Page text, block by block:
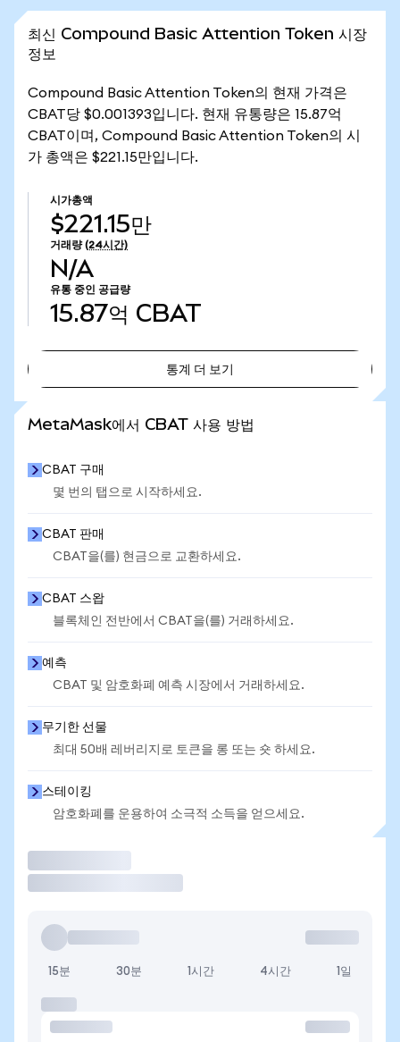
최신 Compound Basic Attention Token 시장
정보
Compound Basic Attention Token의 현재 가격은
CBAT당 $0.001393입니다. 현재 유통량은 15.87억
CBAT이며, Compound Basic Attention Token의 시
가 총액은 $221.15만입니다.
시가총액
$221.15만
거래량 (24시간)
N/A
유통 중인 공급량
15.87억 CBAT
통계 더 보기
MetaMask에서 CBAT 사용 방법
CBAT 구매
몇 번의 탭으로 시작하세요.
CBAT 판매
CBAT을(를) 현금으로 교환하세요.
CBAT 스왑
블록체인 전반에서 CBAT을(를) 거래하세요.
예측
CBAT 및 암호화폐 예측 시장에서 거래하세요.
무기한 선물
최대 50배 레버리지로 토큰을 롱 또는 숏 하세요.
스테이킹
암호화폐를 운용하여 소극적 소득을 얻으세요.
15분 30분 1시간 4시간 1일